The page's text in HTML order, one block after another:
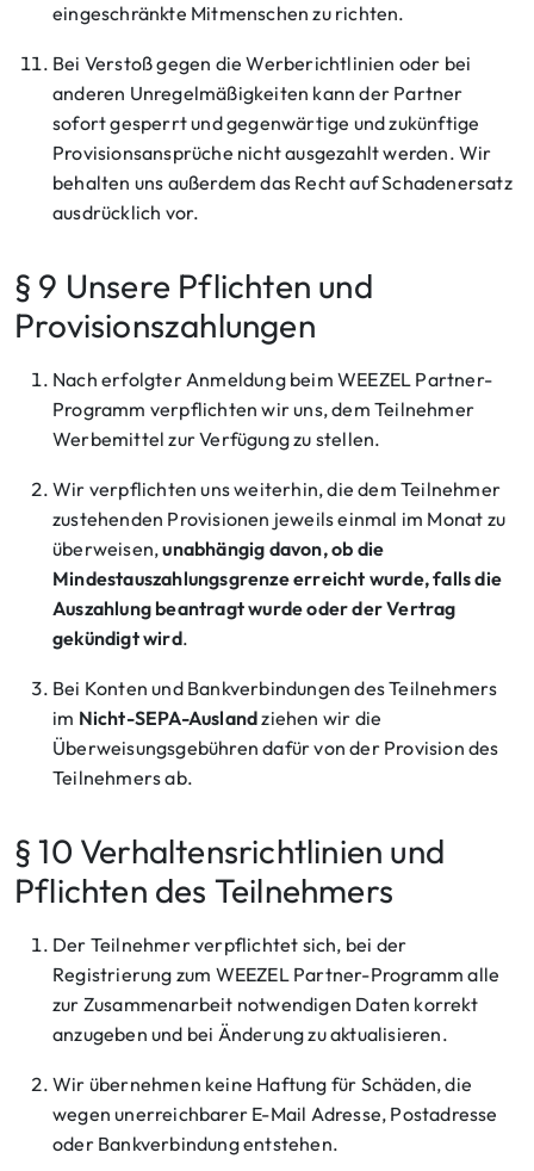
eingeschränkte Mitmenschen zu richten.
Bei Verstoß gegen die Werberichtlinien oder bei
anderen Unregelmäßigkeiten kann der Partner
sofort gesperrt und gegenwärtige und zukünftige
Provisionsansprüche nicht ausgezahlt werden. Wir
behalten uns außerdem das Recht auf Schadenersatz
ausdrücklich vor.
§ 9 Unsere Pflichten und
Provisionszahlungen
Nach erfolgter Anmeldung beim WEEZEL Partner-
Programm verpflichten wir uns, dem Teilnehmer
Werbemittel zur Verfügung zu stellen.
Wir verpflichten uns weiterhin, die dem Teilnehmer
zustehenden Provisionen jeweils einmal im Monat zu
überweisen,unabhängig davon, ob die
Mindestauszahlungsgrenze erreicht wurde, falls die
Auszahlung beantragt wurde oder der Vertrag
gekündigt wird.
Bei Konten und Bankverbindungen des Teilnehmers
im Nicht-SEPA-Auslandziehen wir die
Überweisungsgebühren dafür von der Provision des
Teilnehmers ab.
§ 10 Verhaltensrichtlinien und
Pflichten des Teilnehmers
Der Teilnehmer verpflichtet sich, bei der
Registrierung zum WEEZEL Partner-Programm alle
zur Zusammenarbeit notwendigen Daten korrekt
anzugeben und bei Änderung zu aktualisieren.
Wir übernehmen keine Haftung für Schäden, die
wegen unerreichbarer E-Mail Adresse, Postadresse
oder Bankverbindung entstehen.